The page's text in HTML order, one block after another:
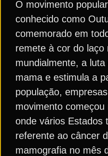
O movimento
conhecido como
comemorado em
remete à cor do laço
mundialmente, a
mama e estimula a
população,
movimento
onde vários Estados
referente ao câncer
mamografia no mês